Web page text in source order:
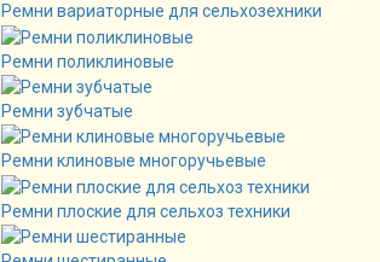
Ремни вариаторные для сельхозехники
Ремни поликлиновые
Ремни зубчатые
Ремни клиновые многоручьевые
Ремни плоские для сельхоз техники